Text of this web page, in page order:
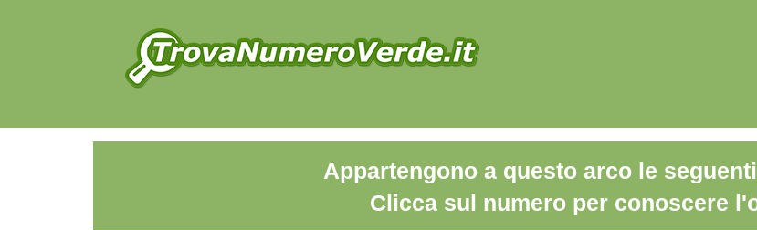
Appartengono a questo arco le
Clicca sul numero per conoscere